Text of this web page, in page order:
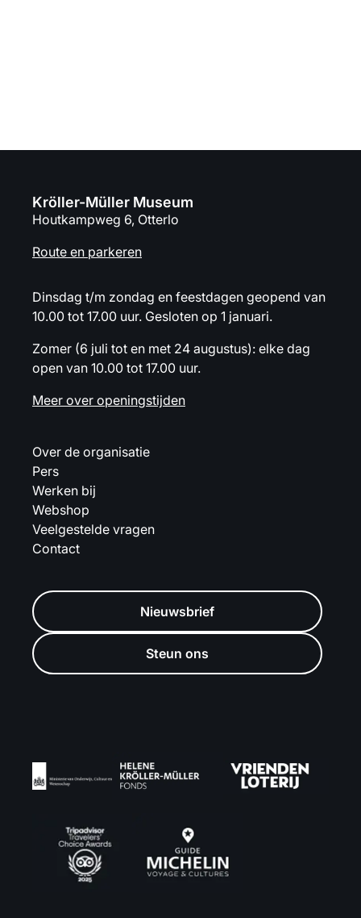
Kröller-Müller Museum
Houtkampweg 6, Otterlo
Route en parkeren
Dinsdag t/m zondag en feestdagen geopend van
10.00 tot 17.00 uur. Gesloten op 1 januari.
Zomer (6 juli tot en met 24 augustus): elke dag
open van 10.00 tot 17.00 uur.
Meer over openingstijden
Over de organisatie
Pers
Werken bij
Webshop
Veelgestelde vragen
Contact
Nieuwsbrief
Steun ons